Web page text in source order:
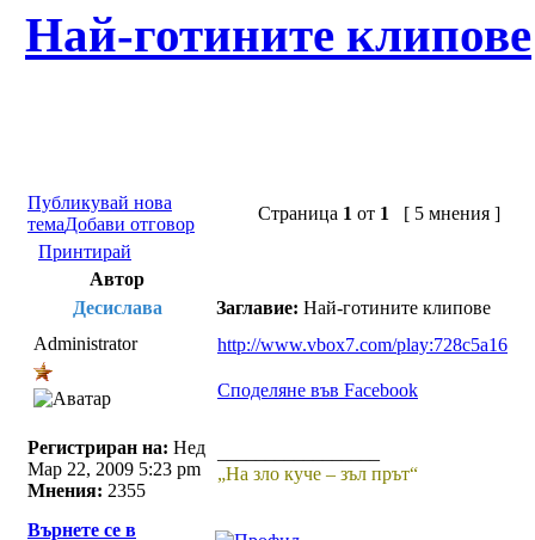
Най-готините клипове
Публикувай нова
темаДобави отговор
Страница 1 от 1
[ 5 мнения ]
Принтирай
Автор
Десислава
Заглавие: Най-готините клипове
Administrator
Регистриран на: Нед
Мар 22, 2009 5:23 pm
Мнения: 2355
http://www.vbox7.com/play:728c5a16
Споделяне във Facebook
„На зло куче – зъл прът“
Върнете се в